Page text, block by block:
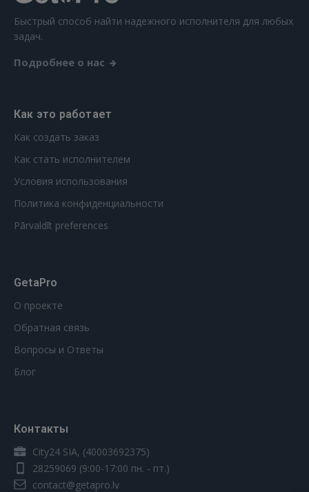
Быстрый способ найти надежного исполнителя для любых
задач.
Подробнее о нас
Как это работает
Как создать заказ
Как стать исполнителем
Условия использования
Политика конфиденциальности
Pārvaldīt preferences
GetaPro
О проекте
Обратная связь
Вопросы и Ответы
Блог
Контакты
City24 SIA, (40003692375)
28259069 (9:00-17:00 пн. - пт.)
contact@getapro.lv